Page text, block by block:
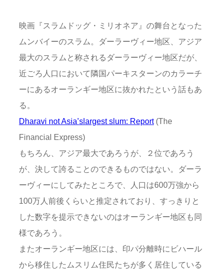
映画『スラムドッグ・ミリオネア』の舞台となった
ムンバイーのスラム。ダーラーヴィー地区、アジア
最大のスラムと称されるダーラーヴィー地区だが、
近ごろ人口において隣国パーキスターンのカラーチ
ーにあるオーランギー地区に抜かれたという話もあ
る。
Dharavi not Asia’slargest slum: Report(The
Financial Express)
もちろん、アジア最大であろうが、２位であろう
が、決して誇ることのできるものではない。ダーラ
ーヴィーにしてみたところで、人口は600万強から
100万人前後くらいと推定されており、すっきりと
した数字を提示できないのはオーランギー地区も同
様であろう。
またオーランギー地区には、印パ分離時にビハール
から移住したムスリム住民たちが多く居住している